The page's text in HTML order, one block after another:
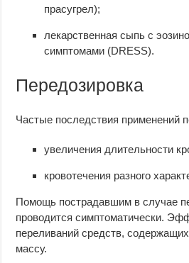
прасугрел);
лекарственная сыпь с
симптомами (DRESS).
Передозировка
Частые последствия применений
увеличения длительности
кровотечения разного
Помощь пострадавшим в случае
проводится симптоматически.
переливаний средств,
массу.